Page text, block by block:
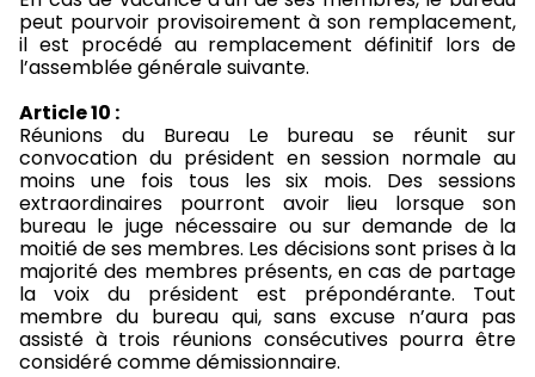
peut pourvoir provisoirement à son remplacement,
il est procédé au remplacement définitif lors de
l’assemblée générale suivante.
Article 10 :
Réunions du Bureau Le bureau se réunit sur
convocation du président en session normale au
moins une fois tous les six mois. Des sessions
extraordinaires pourront avoir lieu lorsque son
bureau le juge nécessaire ou sur demande de la
moitié de ses membres. Les décisions sont prises à la
majorité des membres présents, en cas de partage
la voix du président est prépondérante. Tout
membre du bureau qui, sans excuse n’aura pas
assisté à trois réunions consécutives pourra être
considéré comme démissionnaire.